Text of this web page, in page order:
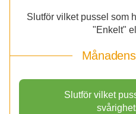
Slutför vilket pussel som
"Enkelt"
Slutför vilket